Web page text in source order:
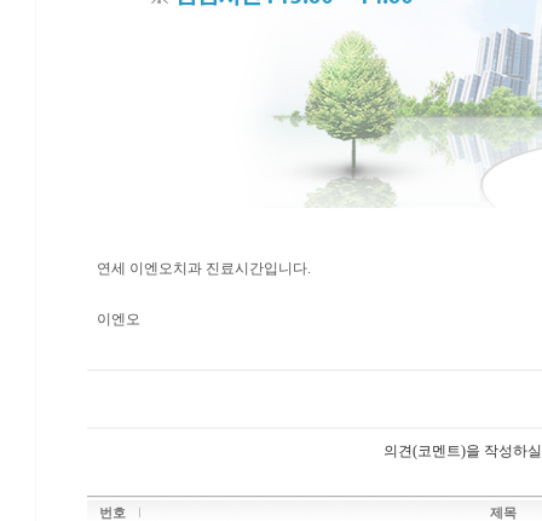
연세 이엔오치과 진료시간입니다.
이엔오
의견(코멘트)을 작성하
번호 제목